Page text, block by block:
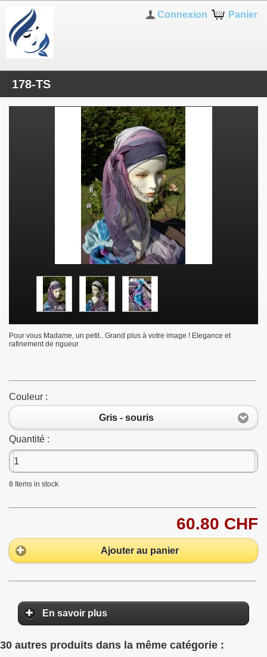
Panier
Connexion
178-TS
Pour vous Madame, un petit.. Grand plus à votre image ! Elegance et
rafinement de rigueur
Couleur :
Gris - souris
Quantité :
8 Items in stock
60.80 CHF
Ajouter au panier
En savoir plus
30 autres produits dans la même catégorie :